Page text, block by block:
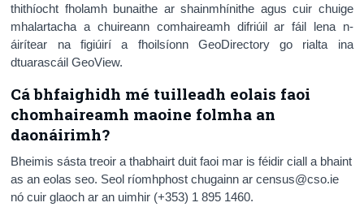
thithíocht fholamh bunaithe ar shainmhínithe agus cuir chuige
mhalartacha a chuireann comhaireamh difriúil ar fáil lena n-
áirítear na figiúirí a fhoilsíonn GeoDirectory go rialta ina
dtuarascáil GeoView.
Cá bhfaighidh mé tuilleadh eolais faoi
chomhaireamh maoine folmha an
daonáirimh?
Bheimis sásta treoir a thabhairt duit faoi mar is féidir ciall a bhaint
as an eolas seo. Seol ríomhphost chugainn ar census@cso.ie
nó cuir glaoch ar an uimhir (+353) 1 895 1460.